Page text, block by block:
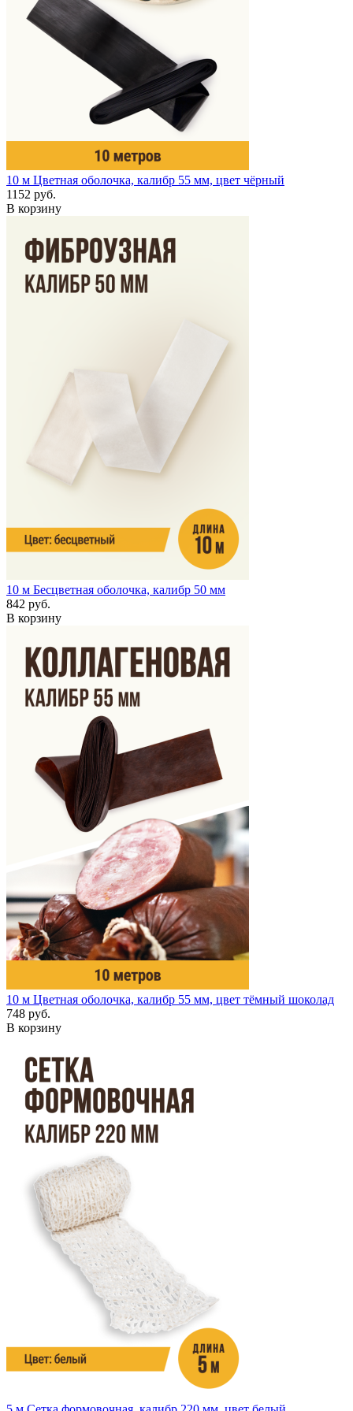
10 м Цветная оболочка, калибр 55 мм, цвет чёрный
1152 руб.
В корзину
10 м Бесцветная оболочка, калибр 50 мм
842 руб.
В корзину
10 м Цветная оболочка, калибр 55 мм, цвет тёмный шоколад
748 руб.
В корзину